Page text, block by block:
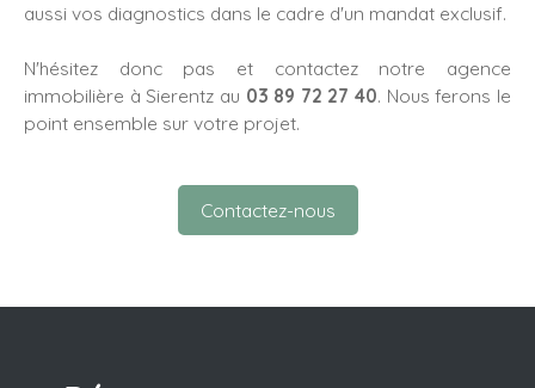
aussi vos diagnostics dans le cadre d'un mandat exclusif.
N'hésitez donc pas et contactez notre agence
immobilière à Sierentz au 03 89 72 27 40. Nous ferons le
point ensemble sur votre projet.
Contactez-nous